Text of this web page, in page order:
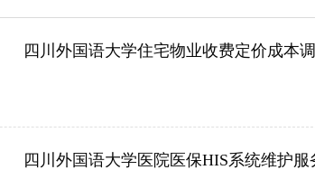
四川外国语大学住宅物业收费定价成本
四川外国语大学医院医保HIS系统维护服